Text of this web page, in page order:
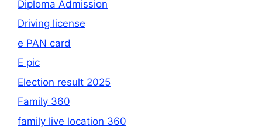
Diploma Admission
Driving license
e PAN card
E pic
Election result 2025
Family 360
family live location 360